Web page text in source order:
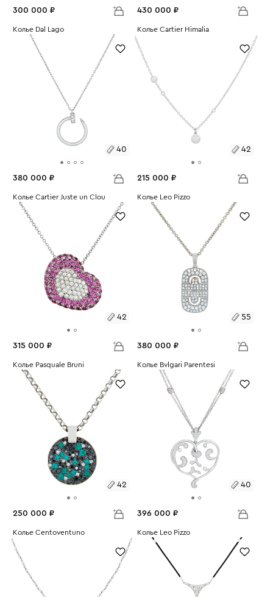
300 000 ₽
Размеры:
Колье Dal Lago
430 000 ₽
Размеры:
Колье Cartier Himalia
Вес:
40
380 000 ₽
Размеры:
40
Колье Cartier Juste un Clou
Вес:
42
215 000 ₽
Размеры:
Колье Leo Pizzo
Вес: 9.04
42
315 000 ₽
Размеры:
42
Колье Pasquale Bruni
Вес:
55
380 000 ₽
Размеры:
Колье Bvlgari Parentesi
15.21
42
250 000 ₽
Размеры:
Колье Centoventuno
Вес:
40
396 000 ₽
Размеры:
Колье Leo Pizzo